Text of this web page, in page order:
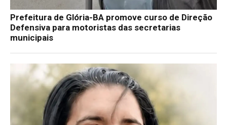
Prefeitura de Glória-BA promove curso de Direção
Defensiva para motoristas das secretarias
municipais